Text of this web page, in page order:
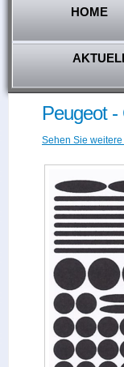
HOME
Peugeot
Sehen Sie